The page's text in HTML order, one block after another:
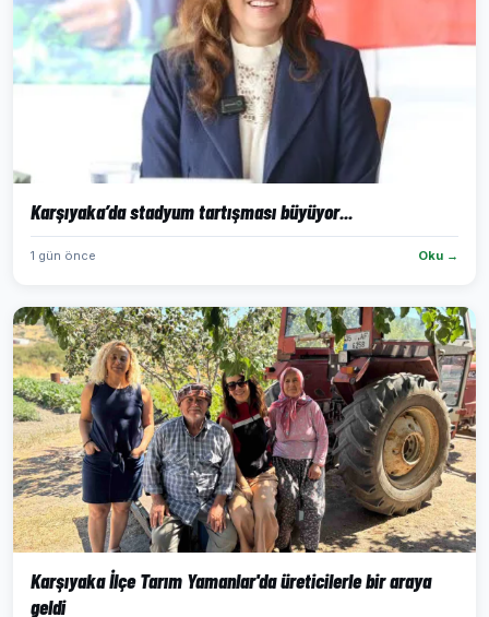
Karşıyaka’da stadyum tartışması büyüyor...
1 gün önce Oku →
Karşıyaka İlçe Tarım Yamanlar'da üreticilerle bir araya
geldi